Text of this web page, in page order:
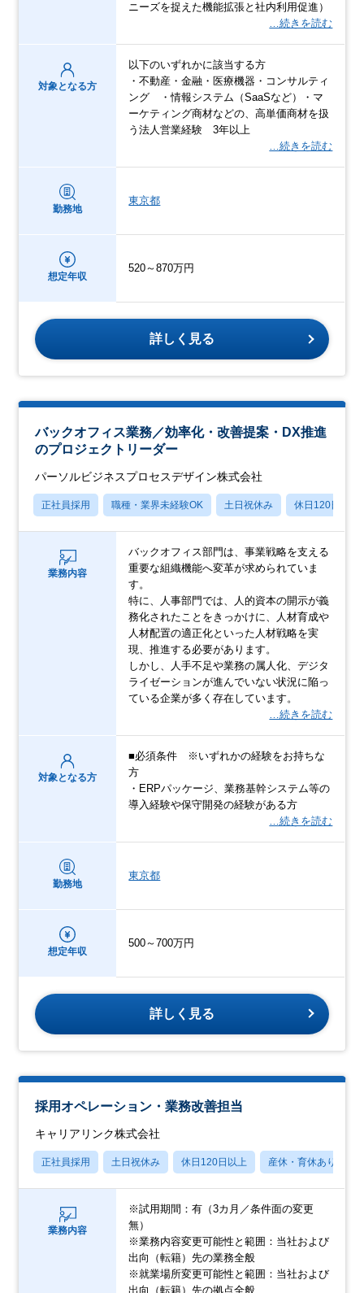
ニーズを捉えた機能拡張と社内利用促進）
…続きを読む
対象となる方
以下のいずれかに該当する方
・不動産・金融・医療機器・コンサルティ
ング ・情報システム（SaaSなど）・マ
ーケティング商材などの、高単価商材を扱
う法人営業経験 3年以上
…続きを読む
勤務地
東京都
想定年収
520～870万円
詳しく見る
バックオフィス業務／効率化・改善提案・DX推進
のプロジェクトリーダー
パーソルビジネスプロセスデザイン株式会社
正社員採用 職種・業界未経験OK 土日祝休み 休日120日以上
業務内容
バックオフィス部門は、事業戦略を支える
重要な組織機能へ変革が求められていま
す。
特に、人事部門では、人的資本の開示が義
務化されたことをきっかけに、人材育成や
人材配置の適正化といった人材戦略を実
現、推進する必要があります。
しかし、人手不足や業務の属人化、デジタ
ライゼーションが進んでいない状況に陥っ
ている企業が多く存在しています。
…続きを読む
対象となる方
■必須条件 ※いずれかの経験をお持ちな
方
・ERPパッケージ、業務基幹システム等の
導入経験や保守開発の経験がある方
…続きを読む
勤務地
東京都
想定年収
500～700万円
詳しく見る
採用オペレーション・業務改善担当
キャリアリンク株式会社
正社員採用 土日祝休み 休日120日以上 産休・育休あり
業務内容
※試用期間：有（3カ月／条件面の変更
無）
※業務内容変更可能性と範囲：当社および
出向（転籍）先の業務全般
※就業場所変更可能性と範囲：当社および
出向（転籍）先の拠点全般